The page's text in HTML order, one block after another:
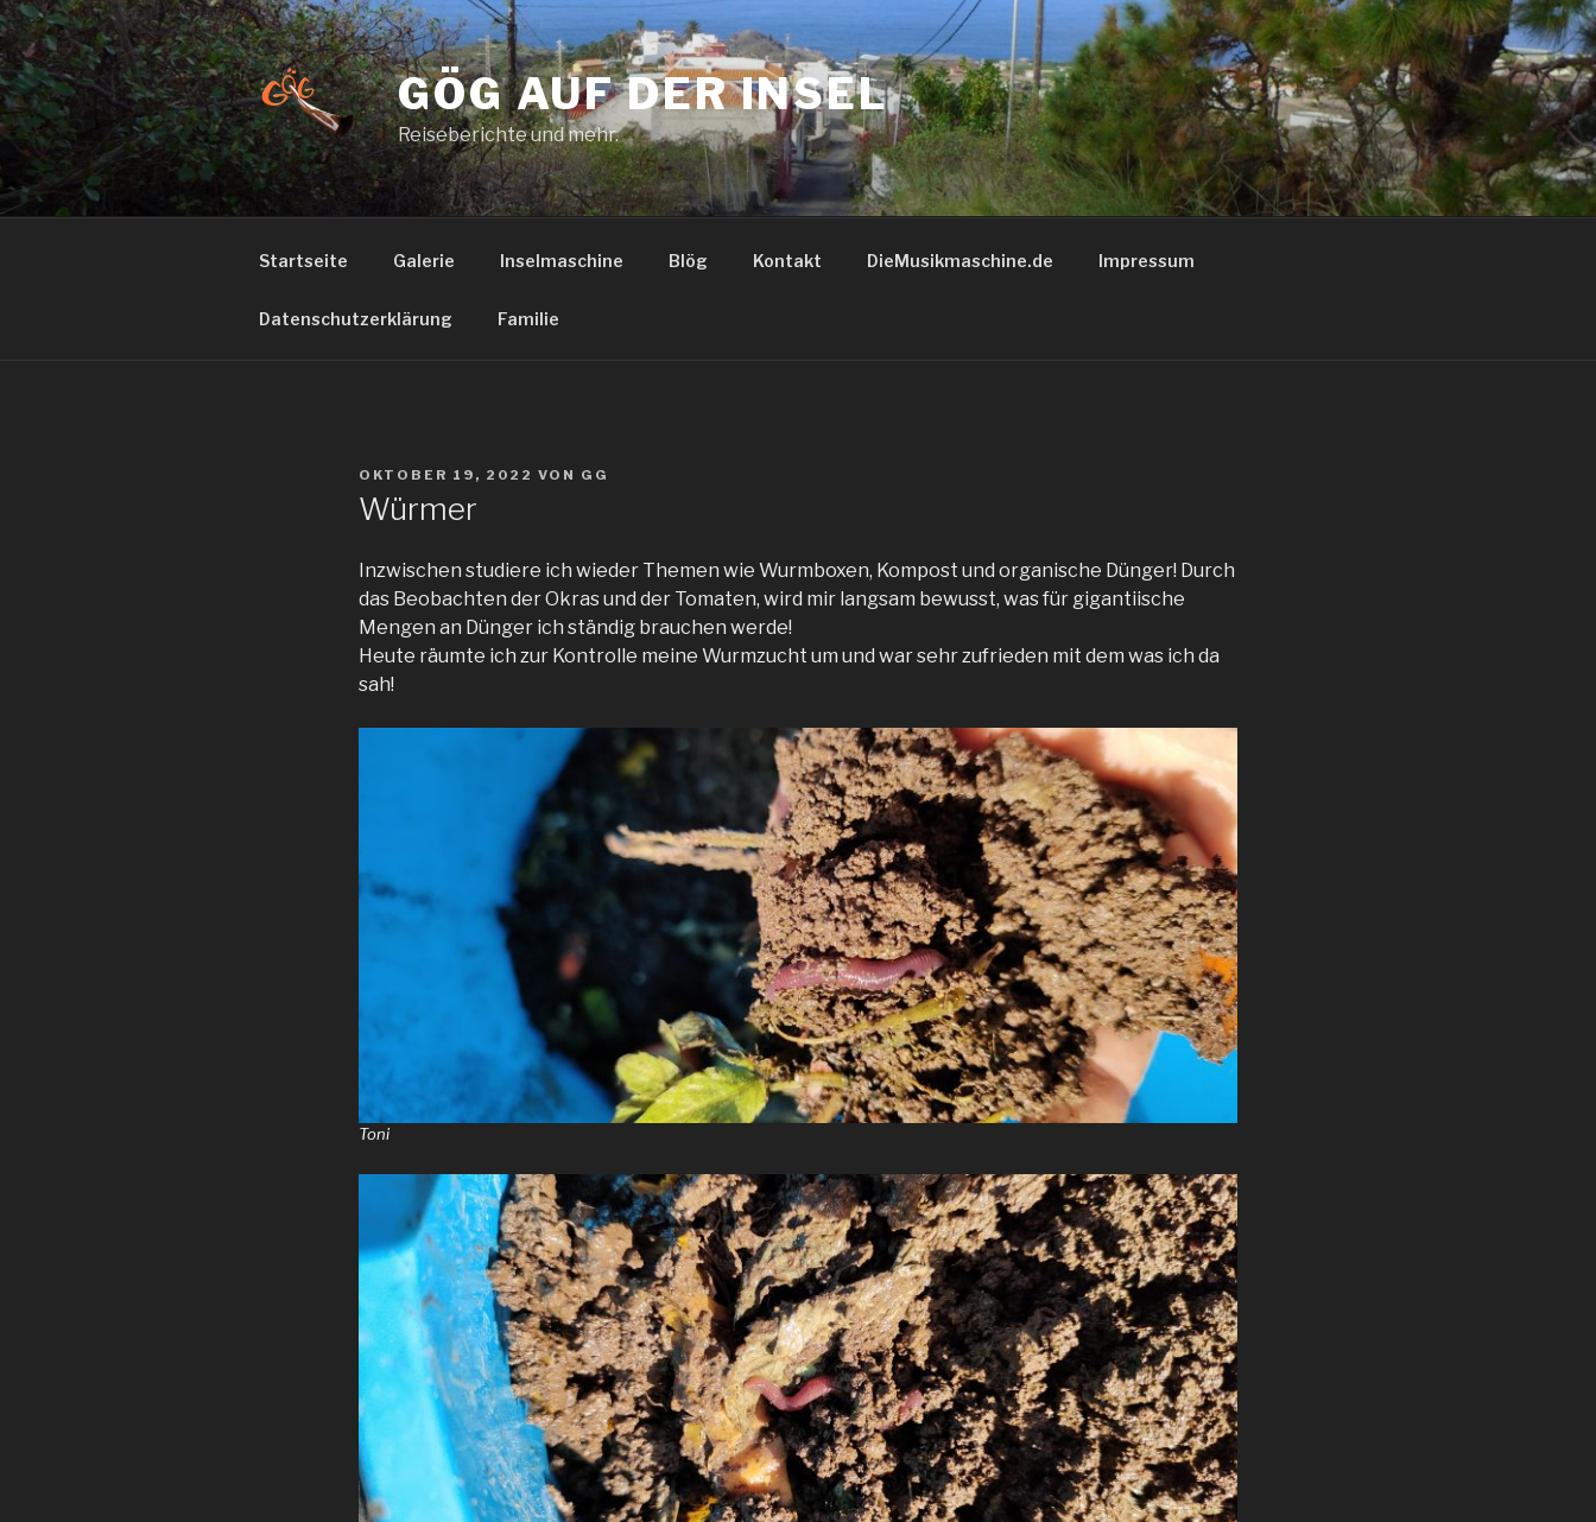
Zum
Inhalt
springen
GÖG AUF DER INSEL
Reiseberichte und mehr.
Startseite Galerie Inselmaschine Blög Kontakt DieMusikmaschine.de Impressum
Datenschutzerklärung Familie
VERÖFFENTLICHT
OKTOBER 19, 2022 VON GG
Würmer
Inzwischen studiere ich wieder Themen wie Wurmboxen, Kompost und organische Dünger! Durch
das Beobachten der Okras und der Tomaten, wird mir langsam bewusst, was für gigantiische
Mengen an Dünger ich ständig brauchen werde!
Heute räumte ich zur Kontrolle meine Wurmzucht um und war sehr zufrieden mit dem was ich da
sah!
Toni